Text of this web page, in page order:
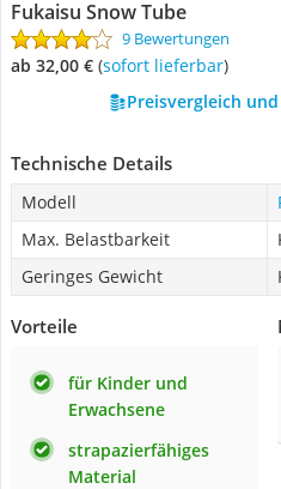
Fukaisu Snow Tube
9 Bewertungen
ab 32,00 € ( Sofort lieferbar)
Preisvergleich
Technische Details
Modell
Max. Belastbarkeit
Geringes Gewicht
Vorteile
für Kinder und
Erwachsene
strapazierfähiges
Material